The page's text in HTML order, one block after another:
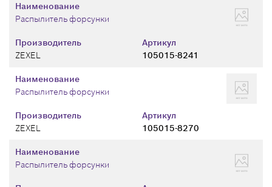
Производитель
ZEXEL
Артикул
105015-8241
Наименование
Распылитель форсунки
Производитель
ZEXEL
Артикул
105015-8270
Наименование
Распылитель форсунки
Наименование
Распылитель форсунки